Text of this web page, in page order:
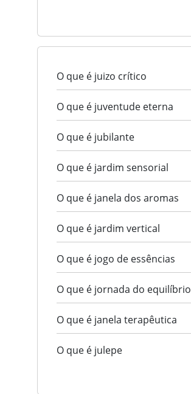
O que é juizo crítico
O que é juventude eterna
O que é jubilante
O que é jardim sensorial
O que é janela dos aromas
O que é jardim vertical
O que é jogo de essências
O que é jornada do equilíbrio
O que é janela terapêutica
O que é julepe